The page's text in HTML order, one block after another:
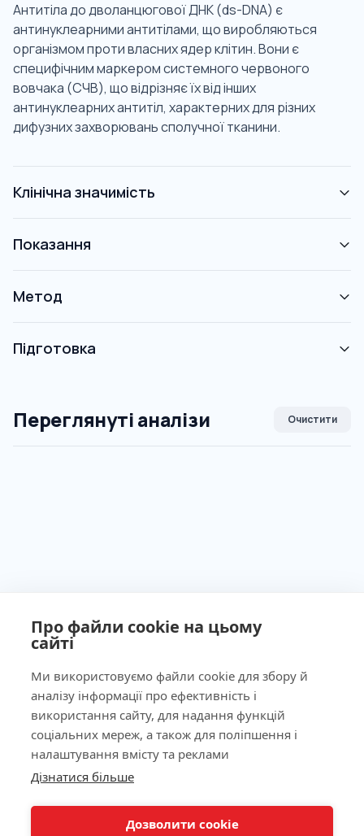
Про файли cookie на цьому
сайті
Ми використовуємо файли cookie для збору й
аналізу інформації про ефективність і
використання сайту, для надання функцій
соціальних мереж, а також для поліпшення і
налаштування вмісту та реклами
Дізнатися більше
Дозволити cookie
Антитіла до дволанцюгової ДНК (ds-DNA) є
антинуклеарними антитілами, що виробляються
організмом проти власних ядер клітин. Вони є
специфічним маркером системного червоного
вовчака (СЧВ), що відрізняє їх від інших
антинуклеарних антитіл, характерних для різних
дифузних захворювань сполучної тканини.
Клінічна значимість
Показання
Метод
Підготовка
Переглянуті аналізи Очистити
Ліцензія МОЗ України №603260 від 23.09.2011
Наша адреса
КНОПКА